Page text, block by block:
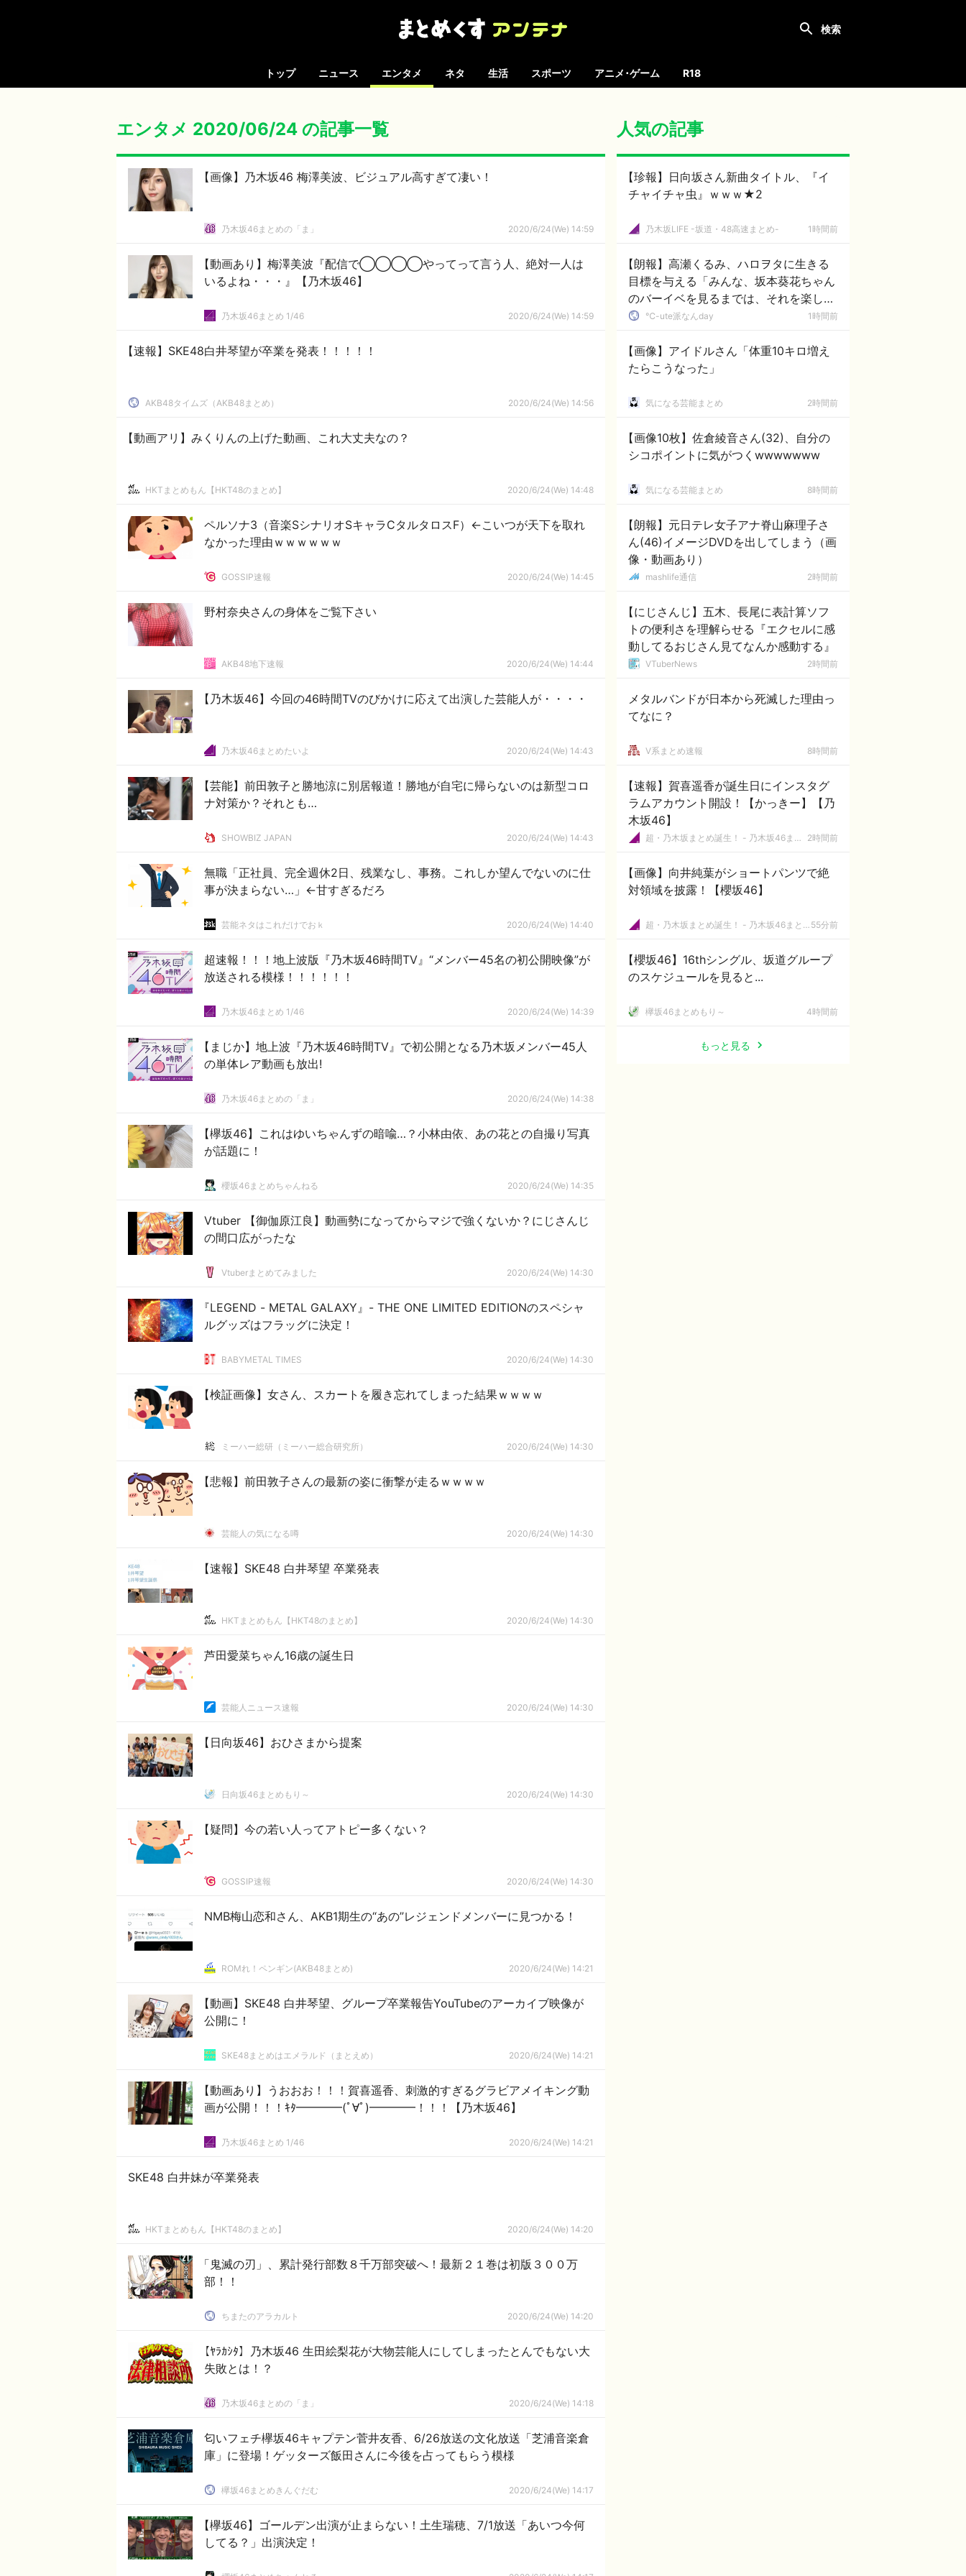
トップ ニュース エンタメ ネタ 生活 スポーツ アニメ･ゲーム R18
エンタメ 2020/06/24 の記事一覧
【画像】乃木坂46 梅澤美波、ビジュアル高すぎて凄い！
乃木坂46まとめの「ま」 2020/6/24(We) 14:59
【動画あり】梅澤美波『配信で◯◯◯◯やってって言う人、絶対一人は
いるよね・・・』【乃木坂46】
乃木坂46まとめ 1/46 2020/6/24(We) 14:59
【速報】SKE48白井琴望が卒業を発表！！！！！
AKB48タイムズ（AKB48まとめ） 2020/6/24(We) 14:56
【動画アリ】みくりんの上げた動画、これ大丈夫なの？
HKTまとめもん【HKT48のまとめ】 2020/6/24(We) 14:48
ペルソナ3（音楽SシナリオSキャラCタルタロスF）←こいつが天下を取れ
なかった理由ｗｗｗｗｗｗ
GOSSIP速報 2020/6/24(We) 14:45
野村奈央さんの身体をご覧下さい
AKB48地下速報 2020/6/24(We) 14:44
【乃木坂46】今回の46時間TVのびかけに応えて出演した芸能人が・・・・
乃木坂46まとめたいよ 2020/6/24(We) 14:43
【芸能】前田敦子と勝地涼に別居報道！勝地が自宅に帰らないのは新型コロ
ナ対策か？それとも…
SHOWBIZ JAPAN 2020/6/24(We) 14:43
無職「正社員、完全週休2日、残業なし、事務。これしか望んでないのに仕
事が決まらない…」←甘すぎるだろ
芸能ネタはこれだけでおｋ 2020/6/24(We) 14:40
超速報！！！地上波版『乃木坂46時間TV』“メンバー45名の初公開映像”が
放送される模様！！！！！！
乃木坂46まとめ 1/46 2020/6/24(We) 14:39
【まじか】地上波『乃木坂46時間TV』で初公開となる乃木坂メンバー45人
の単体レア動画も放出!
乃木坂46まとめの「ま」 2020/6/24(We) 14:38
【欅坂46】これはゆいちゃんずの暗喩…？小林由依、あの花との自撮り写真
が話題に！
櫻坂46まとめちゃんねる 2020/6/24(We) 14:35
Vtuber 【御伽原江良】動画勢になってからマジで強くないか？にじさんじ
の間口広がったな
Vtuberまとめてみました 2020/6/24(We) 14:30
『LEGEND - METAL GALAXY』- THE ONE LIMITED EDITIONのスペシャ
ルグッズはフラッグに決定！
BABYMETAL TIMES 2020/6/24(We) 14:30
【検証画像】女さん、スカートを履き忘れてしまった結果ｗｗｗｗ
ミーハー総研（ミーハー総合研究所） 2020/6/24(We) 14:30
【悲報】前田敦子さんの最新の姿に衝撃が走るｗｗｗｗ
芸能人の気になる噂 2020/6/24(We) 14:30
【速報】SKE48 白井琴望 卒業発表
HKTまとめもん【HKT48のまとめ】 2020/6/24(We) 14:30
芦田愛菜ちゃん16歳の誕生日
芸能人ニュース速報 2020/6/24(We) 14:30
【日向坂46】おひさまから提案
日向坂46まとめもり～ 2020/6/24(We) 14:30
【疑問】今の若い人ってアトピー多くない？
GOSSIP速報 2020/6/24(We) 14:30
NMB梅山恋和さん、AKB1期生の“あの”レジェンドメンバーに見つかる！
ROMれ！ペンギン(AKB48まとめ) 2020/6/24(We) 14:21
【動画】SKE48 白井琴望、グループ卒業報告YouTubeのアーカイブ映像が
公開に！
SKE48まとめはエメラルド（まとえめ） 2020/6/24(We) 14:21
【動画あり】うおおお！！！賀喜遥香、刺激的すぎるグラビアメイキング動
画が公開！！！ｷﾀ━━━━(ﾟ∀ﾟ)━━━━！！！【乃木坂46】
乃木坂46まとめ 1/46 2020/6/24(We) 14:21
SKE48 白井妹が卒業発表
HKTまとめもん【HKT48のまとめ】 2020/6/24(We) 14:20
「鬼滅の刃」、累計発行部数８千万部突破へ！最新２１巻は初版３００万
部！！
ちまたのアラカルト 2020/6/24(We) 14:20
【ﾔﾗｶｼﾀ】乃木坂46 生田絵梨花が大物芸能人にしてしまったとんでもない大
失敗とは！？
乃木坂46まとめの「ま」 2020/6/24(We) 14:18
匂いフェチ欅坂46キャプテン菅井友香、6/26放送の文化放送「芝浦音楽倉
庫」に登場！ゲッターズ飯田さんに今後を占ってもらう模様
欅坂46まとめきんぐだむ 2020/6/24(We) 14:17
【欅坂46】ゴールデン出演が止まらない！土生瑞穂、7/1放送「あいつ今何
してる？」出演決定！
人気の記事
【珍報】日向坂さん新曲タイトル、『イ
チャイチャ虫』ｗｗｗ★2
乃木坂LIFE -坂道・48高速まとめ- 1時間前
【朗報】高瀬くるみ、ハロヲタに生きる
目標を与える「みんな、坂本葵花ちゃん
のバーイベを見るまでは、それを楽しみ
に頑張って生きようね」
℃-ute派なんday 1時間前
【画像】アイドルさん「体重10キロ増え
たらこうなった」
気になる芸能まとめ 2時間前
【画像10枚】佐倉綾音さん(32)、自分の
シコポイントに気がつくwwwwwww
気になる芸能まとめ 8時間前
【朗報】元日テレ女子アナ脊山麻理子さ
ん(46)イメージDVDを出してしまう（画
像・動画あり）
mashlife通信 2時間前
【にじさんじ】五木、長尾に表計算ソフ
トの便利さを理解らせる『エクセルに感
動してるおじさん見てなんか感動する』
VTuberNews 2時間前
メタルバンドが日本から死滅した理由っ
てなに？
V系まとめ速報 8時間前
【速報】賀喜遥香が誕生日にインスタグ
ラムアカウント開設！【かっきー】【乃
木坂46】
超・乃木坂まとめ誕生！ - 乃木坂46まとめ 2時間前
【画像】向井純葉がショートパンツで絶
対領域を披露！【櫻坂46】
超・乃木坂まとめ誕生！ - 乃木坂46まとめ 55分前
【櫻坂46】16thシングル、坂道グループ
のスケジュールを見ると...
欅坂46まとめもり～ 4時間前
もっと見る